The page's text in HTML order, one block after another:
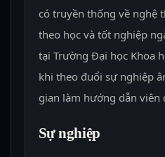
có truyền thống về nghệ
theo học và tốt nghiệp
tại Trường Đại học Khoa
khi theo đuổi sự nghiệp
gian làm hướng dẫn viên
Sự nghiệp